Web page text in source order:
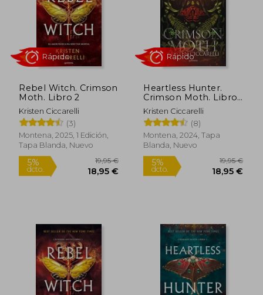
Rebel Witch. Crimson
Moth. Libro 2
Kristen Ciccarelli
(3)
Montena, 2025, 1 Edición,
Tapa Blanda, Nuevo
5%
dcto. 18,95 €
Rápido
Heartless Hunter.
Crimson Moth. Libro
1Kristen Ciccarelli
(8)
Montena, 2024, Tapa
Blanda, Nuevo
5%
dcto.
Rápido